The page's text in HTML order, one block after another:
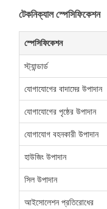
টেকনিক্যাল স্পেসিফিকেশন
স্পেসিফিকেশন
স্ট্যান্ডার্ড
যোগাযোগের বাদামের উপাদান
যোগাযোগের পৃষ্ঠের উপাদান
যোগাযোগ বহনকারী উপাদান
হাউজিং উপাদান
সিল উপাদান
আইসোলেশন প্রতিরোধের